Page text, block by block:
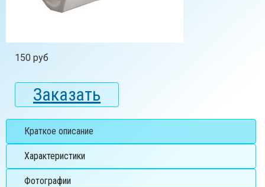
150 руб
Заказать
Краткое описание
Характеристики
Фотографии